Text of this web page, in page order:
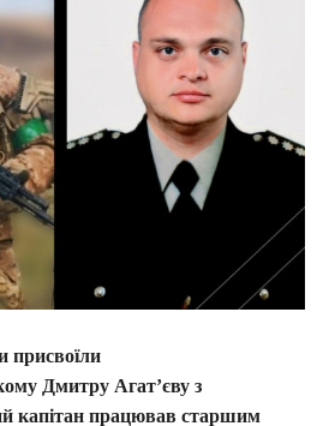
присвоїли
Дмитру Агат’єву з
капітан працював старшим